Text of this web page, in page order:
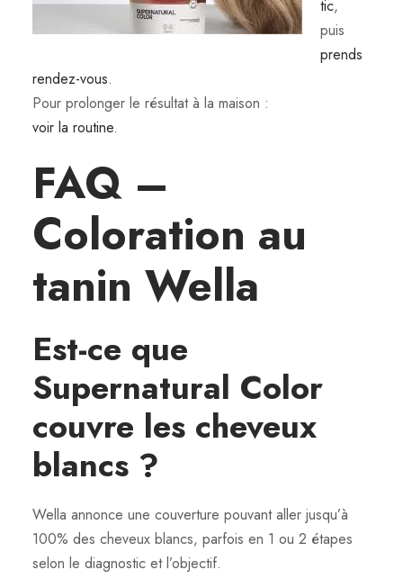
tic,
puis
prends
rendez-vous.
Pour prolonger le résultat à la maison :
voir la routine.
FAQ –
Coloration au
tanin Wella
Est-ce que
Supernatural Color
couvre les cheveux
blancs ?
Wella annonce une couverture pouvant aller jusqu’à
100% des cheveux blancs, parfois en 1 ou 2 étapes
selon le diagnostic et l’objectif.